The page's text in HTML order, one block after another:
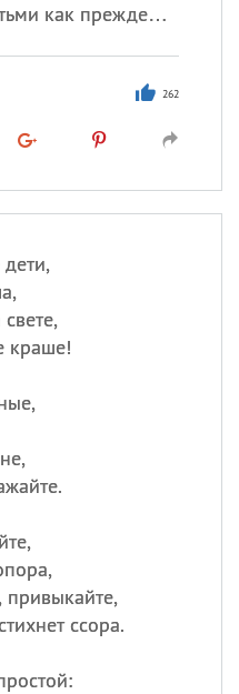
как прежде…
262
краше!
ссора.